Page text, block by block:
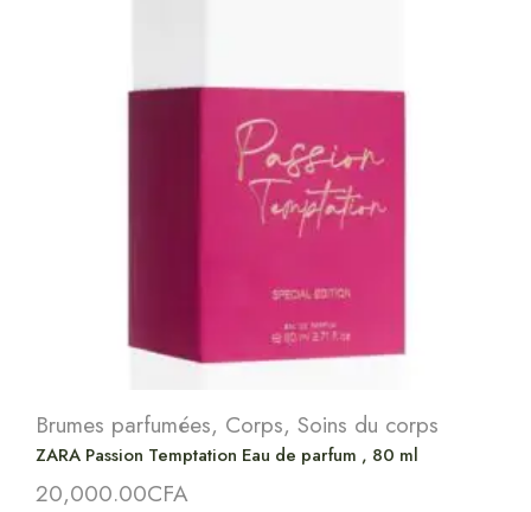
Brumes parfumées, Corps, Soins du corps
ZARA Passion Temptation Eau de parfum , 80 ml
20,000.00CFA